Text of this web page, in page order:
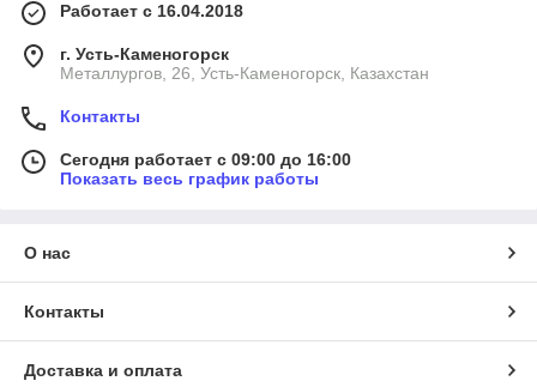
Работает с 16.04.2018
г. Усть-Каменогорск
Металлургов, 26, Усть-Каменогорск, Казахстан
Контакты
Сегодня работает с 09:00 до 16:00
Показать весь график работы
О нас
Контакты
Доставка и оплата